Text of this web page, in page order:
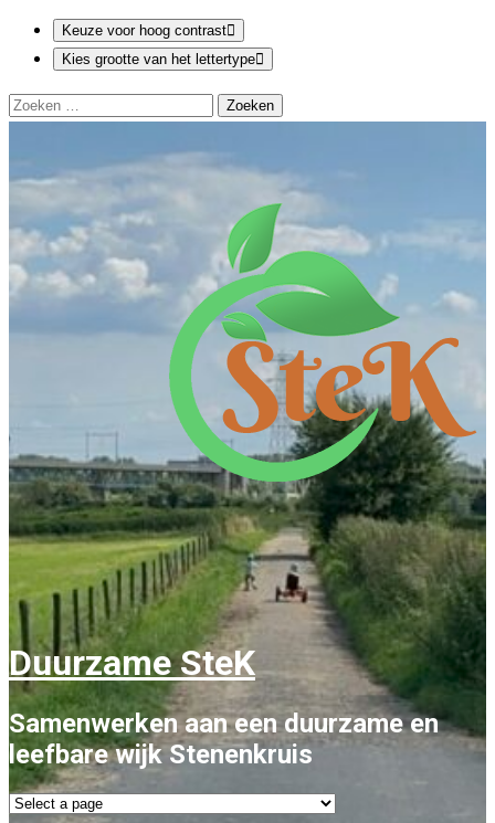
Keuze voor hoog contrast
Kies grootte van het lettertype
Spring
Zoeken
Duurzame SteK
Samenwerken aan een duurzame en
leefbare wijk Stenenkruis